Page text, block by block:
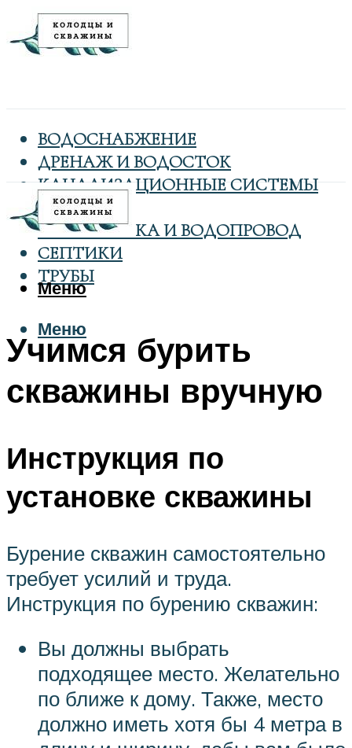
ВОДОСНАБЖЕНИЕ
ДРЕНАЖ И ВОДОСТОК
КАНАЛИЗАЦИОННЫЕ СИСТЕМЫ
КОЛОДЦЫ
САНТЕХНИКА И ВОДОПРОВОД
СЕПТИКИ
ТРУБЫ
Меню
Меню
Учимся бурить
скважины вручную
Инструкция по
установке скважины
Бурение скважин самостоятельно
требует усилий и труда.
Инструкция по бурению скважин:
Вы должны выбрать
подходящее место. Желательно
по ближе к дому. Также, место
должно иметь хотя бы 4 метра в